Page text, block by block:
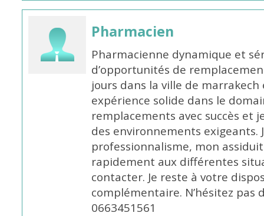
Pharmacien
Pharmacienne dynamique et
d’opportunités de
jours dans la ville de marrakech
expérience solide dans le
remplacements avec succès et
des environnements exigeants.
professionnalisme, mon
rapidement aux différentes
contacter. Je reste à votre
complémentaire. N’hésitez
0663451561